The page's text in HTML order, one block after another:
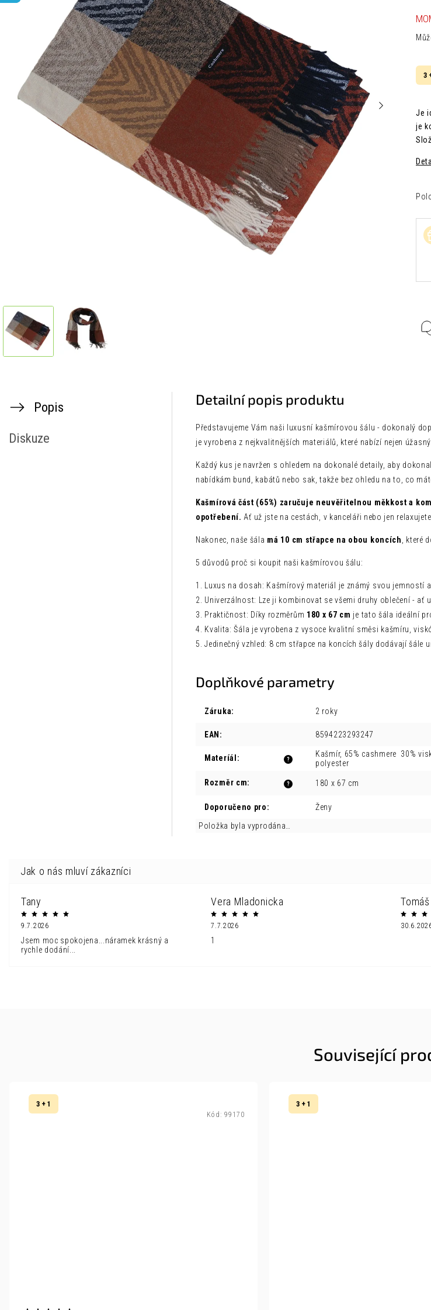
3
Je
je
Popis
Diskuze
Detailní popis produktu
Představujeme Vám naši luxusní kašmírovou šálu - dokonalý
je vyrobena z nejkvalitnějších materiálů, které nabízí nejen
Každý kus je navržen s ohledem na dokonalé detaily, aby
nabídkám bund, kabátů nebo sak, takže bez ohledu na to, co
Kašmírová část (65%) zaručuje neuvěřitelnou měkkost a
opotřebení. Ať už jste na cestách, v kanceláři nebo jen
Nakonec, naše šála má 10 cm střapce na obou koncích , které
5 důvodů proč si koupit naši kašmírovou šálu:
1. Luxus na dosah: Kašmírový materiál je známý svou jemností
2. Univerzálnost: Lze ji kombinovat se všemi druhy oblečení - ať
3. Praktičnost: Díky rozměrům 180 x 67 cm je tato šála ideální
4. Kvalita: Šála je vyrobena z vysoce kvalitní směsi kašmíru,
5. Jedinečný vzhled: 8 cm střapce na koncích šály dodávají šále
Doplňkové parametry
Záruka: 2 roky
EAN: 8594223293247
?
Materíál:
Kašmír, 65% cashmere 30%
polyester
?
Rozměr cm: 180 x 67 cm
Doporučeno pro:
Ženy
Položka byla vyprodána…
Tany
9.7.2026
Jsem moc spokojena...náramek krásný a
rychle dodání...
Vera Mladonicka
7.7.2026
1
Související
3 + 1
Kód: 99170
3 + 1